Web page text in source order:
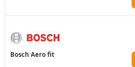
Bosch Aero fit